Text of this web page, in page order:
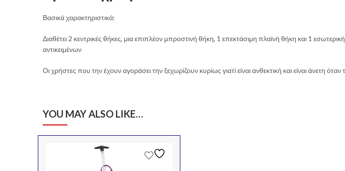
Βασικά χαρακτηριστικά:
Διαθέτει 2 κεντρικές θήκες, μια επιπλέον μπροστινή θήκη, 1 επεκτάσιμη πλαϊνή θήκη και 1
αντικειμένων
Οι χρήστες που την έχουν αγοράσει την ξεχωρίζουν κυρίως γιατί είναι ανθεκτική και είναι άνετη όταν
YOU MAY ALSO LIKE…